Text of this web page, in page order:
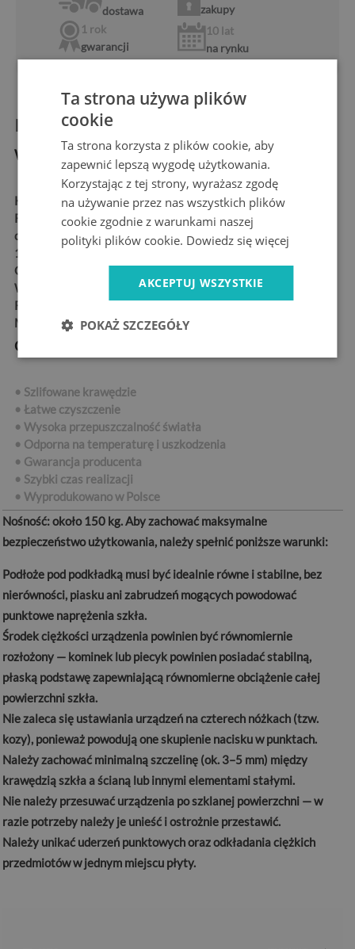
dostawa
zakupy
1 rok
gwarancji
10 lat
na rynku
Informacje o produkcie:
Wymiary produktu
KSZTAŁT:prostokątny
ROZMIARY:50x50 cm, 60x60 cm, 60x40 cm, 80x60
cm,100x50 cm,
100x70 cm, 120x60 cm, 120x80 cm, 125x50 cm, 140x70 cm
GRUBOŚĆ:
WYKOŃCZENIE:
błyszcząca, gładka powierzchnia
RODZAJ:
z nadrukiem
MATERIAŁ: szkło hartowane
Cechy produktu
• Szlifowane krawędzie
• Łatwe czyszczenie
• Wysoka przepuszczalność światła
• Odporna na temperaturę i uszkodzenia
• Gwarancja producenta
• Szybki czas realizacji
• Wyprodukowano w Polsce
Nośność:około 150 kg. Aby zachować maksymalne
bezpieczeństwo użytkowania, należy spełnić poniższe warunki:
Podłoże pod podkładką musi być idealnie równe i stabilne, bez
nierówności, piasku ani zabrudzeń mogących powodować
punktowe naprężenia szkła.
Środek ciężkości urządzenia powinien być równomiernie
rozłożony — kominek lub piecyk powinien posiadać stabilną,
płaską podstawę zapewniającą równomierne obciążenie całej
powierzchni szkła.
Nie zaleca się ustawiania urządzeń na czterech nóżkach (tzw.
kozy), ponieważ powodują one skupienie nacisku w punktach.
Należy zachować minimalną szczelinę (ok. 3–5 mm) między
krawędzią szkła a ścianą lub innymi elementami stałymi.
Nie należy przesuwać urządzenia po szklanej powierzchni — w
razie potrzeby należy je unieść i ostrożnie przestawić.
Należy unikać uderzeń punktowych oraz odkładania ciężkich
przedmiotów w jednym miejscu płyty.
Ta strona używa plików
cookie
Ta strona korzysta z plików cookie, aby
zapewnić lepszą wygodę użytkowania.
Korzystając z tej strony, wyrażasz zgodę
na używanie przez nas wszystkich plików
cookie zgodnie z warunkami naszej
polityki plików cookie. Dowiedz się więcej
AKCEPTUJ WSZYSTKIE
POKAŻ SZCZEGÓŁY